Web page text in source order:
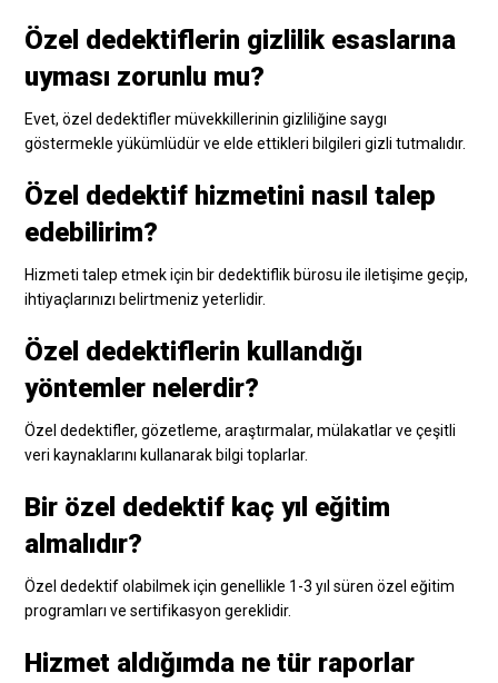
Özel dedektiflerin gizlilik esaslarına
uyması zorunlu mu?
Evet, özel dedektifler müvekkillerinin gizliliğine saygı
göstermekle yükümlüdür ve elde ettikleri bilgileri gizli tutmalıdır.
Özel dedektif hizmetini nasıl talep
edebilirim?
Hizmeti talep etmek için bir dedektiflik bürosu ile iletişime geçip,
ihtiyaçlarınızı belirtmeniz yeterlidir.
Özel dedektiflerin kullandığı
yöntemler nelerdir?
Özel dedektifler, gözetleme, araştırmalar, mülakatlar ve çeşitli
veri kaynaklarını kullanarak bilgi toplarlar.
Bir özel dedektif kaç yıl eğitim
almalıdır?
Özel dedektif olabilmek için genellikle 1-3 yıl süren özel eğitim
programları ve sertifikasyon gereklidir.
Hizmet aldığımda ne tür raporlar